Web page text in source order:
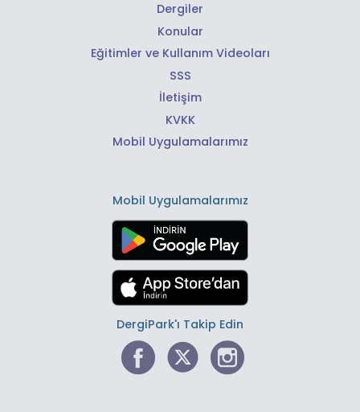
Dergiler
Konular
Eğitimler ve Kullanım Videoları
SSS
İletişim
KVKK
Mobil Uygulamalarımız
Mobil Uygulamalarımız
DergiPark'ı Takip Edin